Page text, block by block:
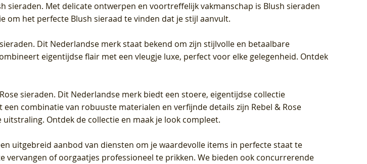
sieraden. Met delicate ontwerpen en voortreffelijk vakmanschap is Blush sieraden
het perfecte Blush sieraad te vinden dat je stijl aanvult.
Dit Nederlandse merk staat bekend om zijn stijlvolle en betaalbare
eigentijdse flair met een vleugje luxe, perfect voor elke gelegenheid. Ontdek
sieraden. Dit Nederlandse merk biedt een stoere, eigentijdse collectie
combinatie van robuuste materialen en verfijnde details zijn Rebel & Rose
Ontdek de collectie en maak je look compleet.
uitgebreid aanbod van diensten om je waardevolle items in perfecte staat te
of oorgaatjes professioneel te prikken. We bieden ook concurrerende